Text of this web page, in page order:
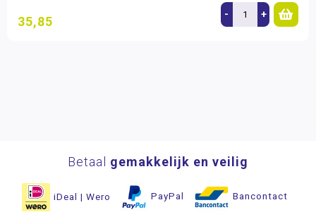
35,85 - +
Betaal gemakkelijk en veilig
iDeal | Wero PayPal Bancontact